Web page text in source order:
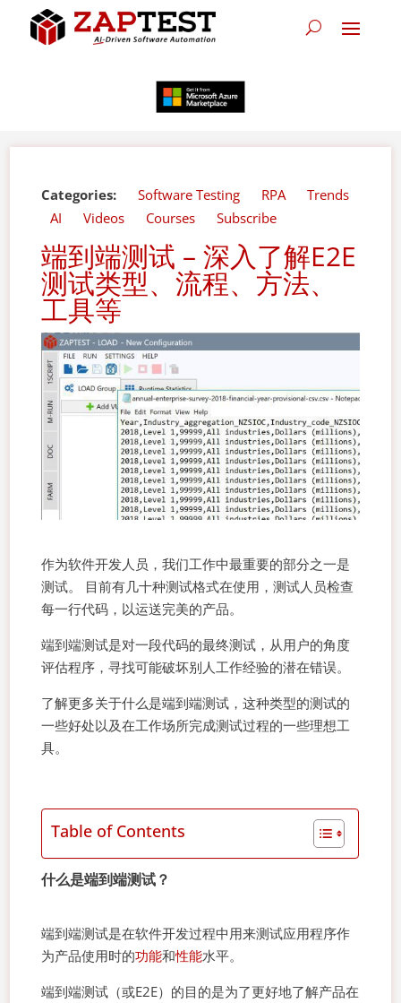
Categories: Software Testing RPA
Trends
AI
Videos Courses Subscribe
端到端测试 – 深入了解E2E
测试类型、流程、方法、
工具等
作为软件开发人员，我们工作中最重要的部分之一是
测试。 目前有几十种测试格式在使用，测试人员检查
每一行代码，以运送完美的产品。
端到端测试是对一段代码的最终测试，从用户的角度
评估程序，寻找可能破坏别人工作经验的潜在错误。
了解更多关于什么是端到端测试，这种类型的测试的
一些好处以及在工作场所完成测试过程的一些理想工
具。
Table of Contents
什么是端到端测试？
端到端测试是在软件开发过程中用来测试应用程序作
为产品使用时的功能和性能水平。
端到端测试（或E2E）的目的是为了更好地了解产品在